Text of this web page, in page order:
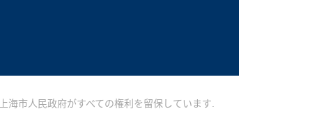
市人民政府がすべての権利を留保しています.